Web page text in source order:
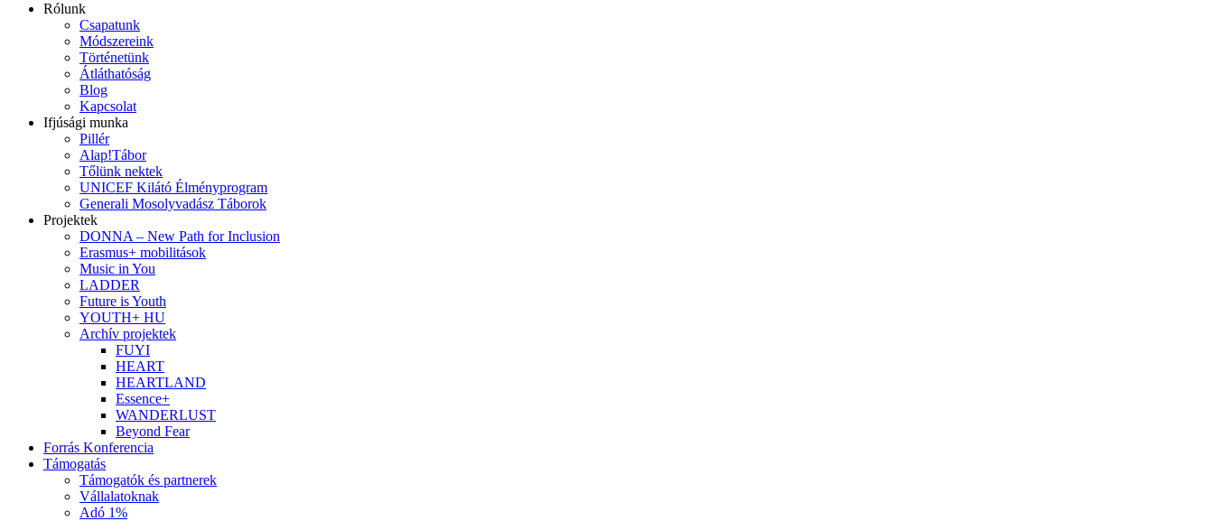
Rólunk
Csapatunk
Módszereink
Történetünk
Átláthatóság
Blog
Kapcsolat
Ifjúsági munka
Pillér
Alap!Tábor
Tőlünk nektek
UNICEF Kilátó Élményprogram
Generali Mosolyvadász Táborok
Projektek
DONNA – New Path for Inclusion
Erasmus+ mobilitások
Music in You
LADDER
Future is Youth
YOUTH+ HU
Archív projektek
FUYI
HEART
HEARTLAND
Essence+
WANDERLUST
Beyond Fear
Forrás Konferencia
Támogatás
Támogatók és partnerek
Vállalatoknak
Adó 1%